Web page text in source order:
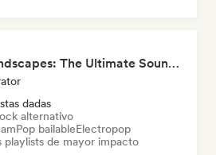
FIFA Soundscapes: The Ultimate Soundtrack ⚽️ Festival Indie, Electropop & Dance Anthems
dadas
alternativo
Pop bailableElectropop
playlists de mayor impacto